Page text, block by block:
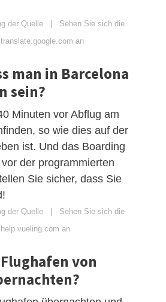
der Quelle | Sehen Sie sich die
an
man in Barcelona
sein?
Minuten vor Abflug am
so wie dies auf der
ist. Und das Boarding
der programmierten
Sie sicher, dass Sie
der Quelle | Sehen Sie sich die
an
von